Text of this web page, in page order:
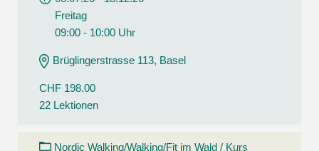
Freitag
09:00 - 10:00 Uhr
Brüglingerstrasse 113, Basel
CHF 198.00
22 Lektionen
Nordic Walking/Walking/Fit im Wald / Kurs